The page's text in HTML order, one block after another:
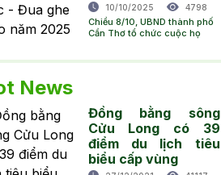
10/10/2025 4798
Chiều 8/10, UBND thành phố
Cần Thơ tổ chức cuộc họ
News
Đồng bằng sông
Cửu Long có 39
điểm du lịch tiêu
biểu cấp vùng